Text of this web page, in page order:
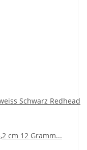
Schwarz Redhead